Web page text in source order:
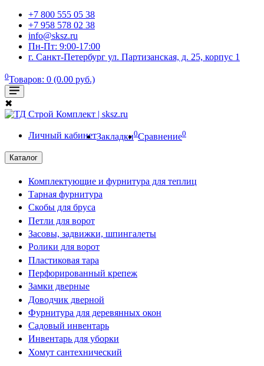
+7 800 555 05 38
+7 958 578 02 38
info@sksz.ru
Пн-Пт: 9:00-17:00
г. Санкт-Петербург ул. Партизанская, д. 25, корпус 1
0Товаров: 0 (0.00 руб.)
✖
Личный кабинетЗакладки0Сравнение0
Каталог
Комплектующие и фурнитура для теплиц
Тарная фурнитура
Скобы для бруса
Петли для ворот
Засовы, задвижки, шпингалеты
Ролики для ворот
Пластиковая тара
Перфорированный крепеж
Замки дверные
Доводчик дверной
Фурнитура для деревянных окон
Садовый инвентарь
Инвентарь для уборки
Хомут сантехнический